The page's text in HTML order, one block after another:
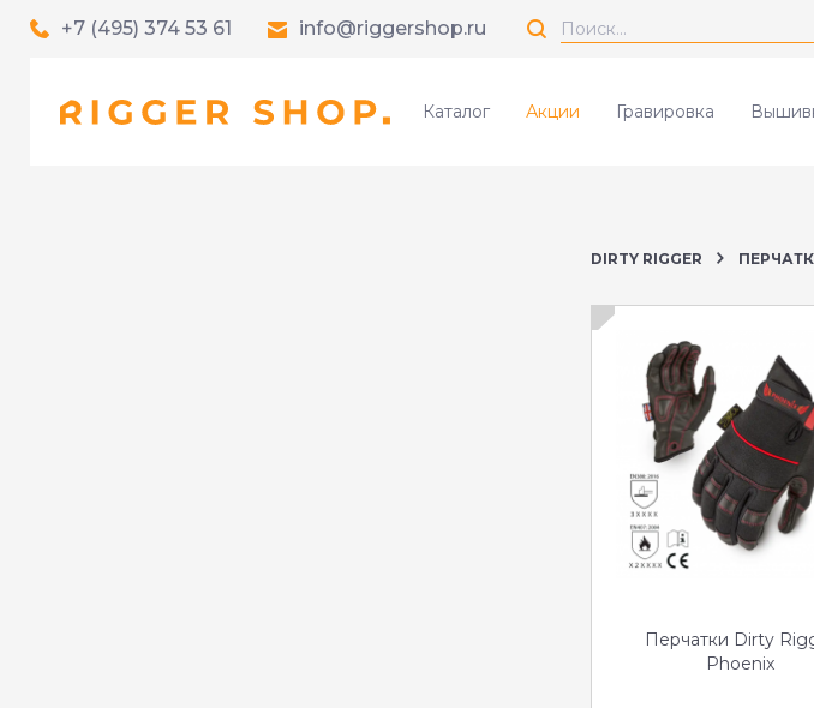
+7 (495) 374 53 61 info@riggershop.ru
Каталог Акции Гравировка
DIRTY RIGGER
Перчатки Dirty
Phoenix